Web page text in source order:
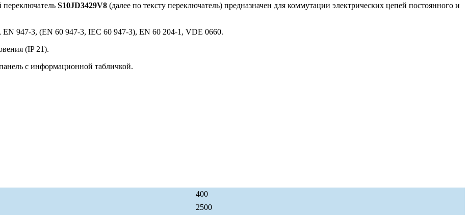
S10JD3429V8 (далее по тексту переключатель) предназначен для коммутации электрических цепей постоянного и
947-3, (EN 60 947-3, IEC 60 947-3), EN 60 204-1, VDE 0660.
(IP 21).
с информационной табличкой.
400
2500